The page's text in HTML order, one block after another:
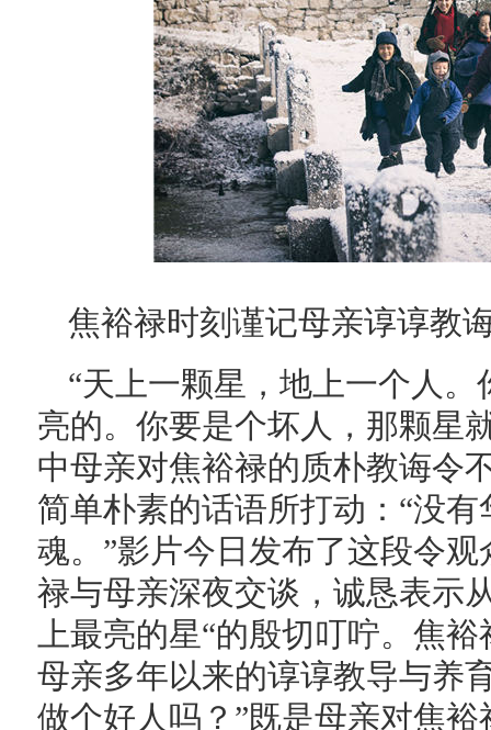
焦裕禄时刻谨记母亲谆谆教
“天上一颗星，地上一个人
亮的。你要是个坏人，那颗星
中母亲对焦裕禄的质朴教诲令
简单朴素的话语所打动：“没
魂。”影片今日发布了这段令
禄与母亲深夜交谈，诚恳表示
上最亮的星“的殷切叮咛。焦
母亲多年以来的谆谆教导与养
做个好人吗？”既是母亲对焦